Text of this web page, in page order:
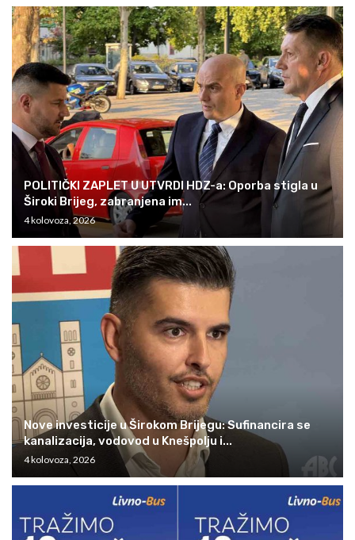
POLITIČKI ZAPLET U UTVRDI HDZ-a: Oporba stigla u
Široki Brijeg, zabranjena im...
4 kolovoza, 2026
Nove investicije u Širokom Brijegu: Sufinancira se
kanalizacija, vodovod u Knešpolju i...
4 kolovoza, 2026